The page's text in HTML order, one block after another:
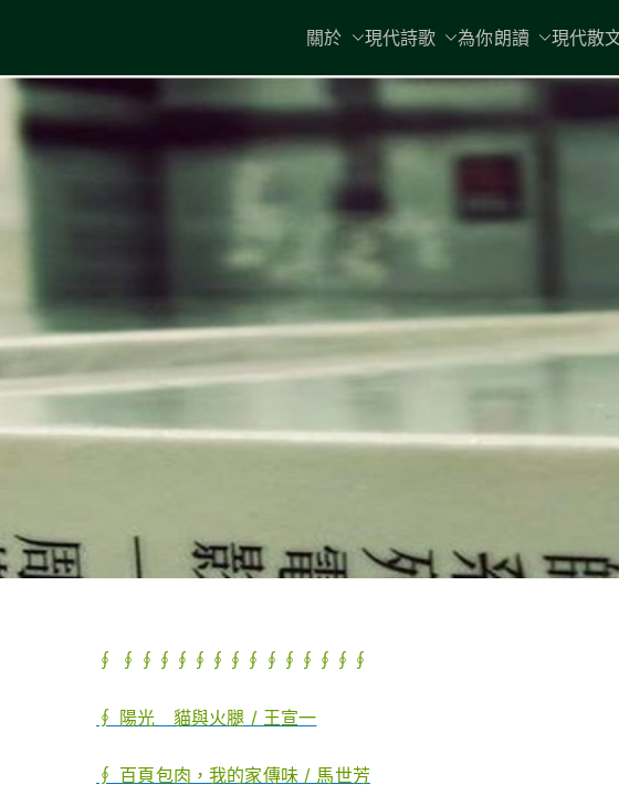
content
關於 現代詩歌 為你朗讀 現代散
∮ ∮ ∮ ∮∮∮∮∮∮∮∮∮∮∮∮
∮ 陽光 貓與火腿 / 王宣一
∮ 百頁包肉，我的家傳味 / 馬世芳